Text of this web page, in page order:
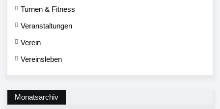
Turnen & Fitness
Veranstaltungen
Verein
Vereinsleben
Monatsarchiv